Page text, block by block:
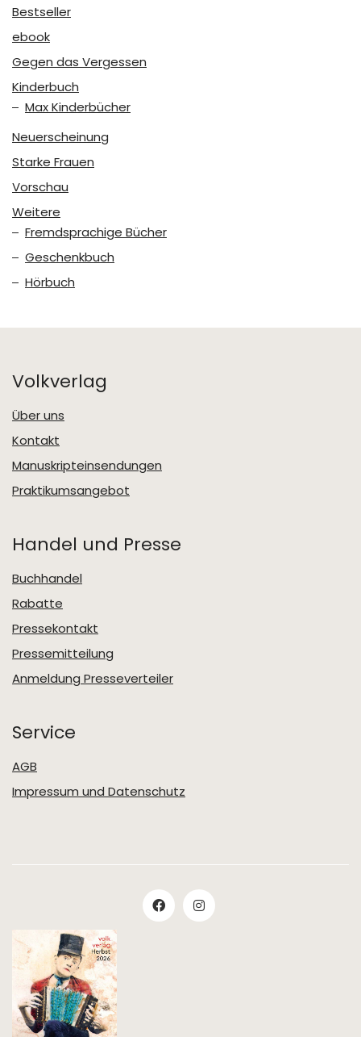
Bestseller
ebook
Gegen das Vergessen
Kinderbuch
Max Kinderbücher
Neuerscheinung
Starke Frauen
Vorschau
Weitere
Fremdsprachige Bücher
Geschenkbuch
Hörbuch
Volkverlag
Über uns
Kontakt
Manuskripteinsendungen
Praktikumsangebot
Handel und Presse
Buchhandel
Rabatte
Pressekontakt
Pressemitteilung
Anmeldung Presseverteiler
Service
AGB
Impressum und Datenschutz